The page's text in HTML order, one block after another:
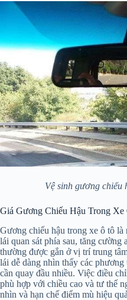
Vệ sinh gương chiếu
Giá Gương Chiếu Hậu Trong Xe
Gương chiếu hậu trong xe ô tô
lái quan sát phía sau, tăng
thường được gắn ở vị trí trung
lái dễ dàng nhìn thấy các
cần quay đầu nhiều. Việc điều
phù hợp với chiều cao và tư thế
nhìn và hạn chế điểm mù hiệu